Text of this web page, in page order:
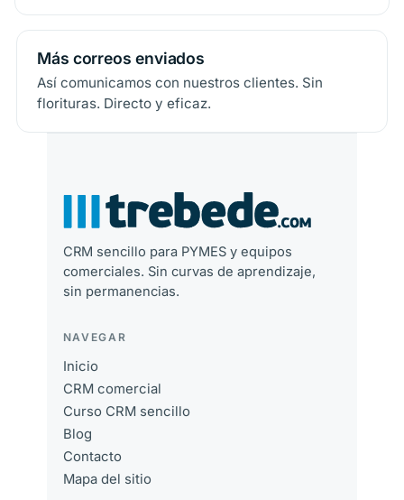
Más correos enviados
Así comunicamos con nuestros clientes. Sin
florituras. Directo y eficaz.
CRM sencillo para PYMES y equipos
comerciales. Sin curvas de aprendizaje,
sin permanencias.
NAVEGAR
Inicio
CRM comercial
Curso CRM sencillo
Blog
Contacto
Mapa del sitio